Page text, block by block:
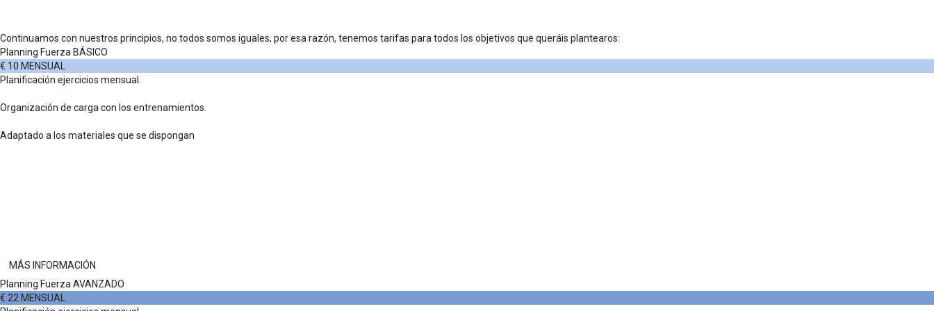
Continuamos con nuestros principios, no todos somos iguales, por esa razón, tenemos tarifas para todos los objetivos que queráis plantearos:
Planning Fuerza BÁSICO
€ 10 MENSUAL
Planificación ejercicios mensual.
Organización de carga con los entrenamientos.
Adaptado a los materiales que se dispongan
MÁS INFORMACIÓN
Planning Fuerza AVANZADO
€ 22 MENSUAL